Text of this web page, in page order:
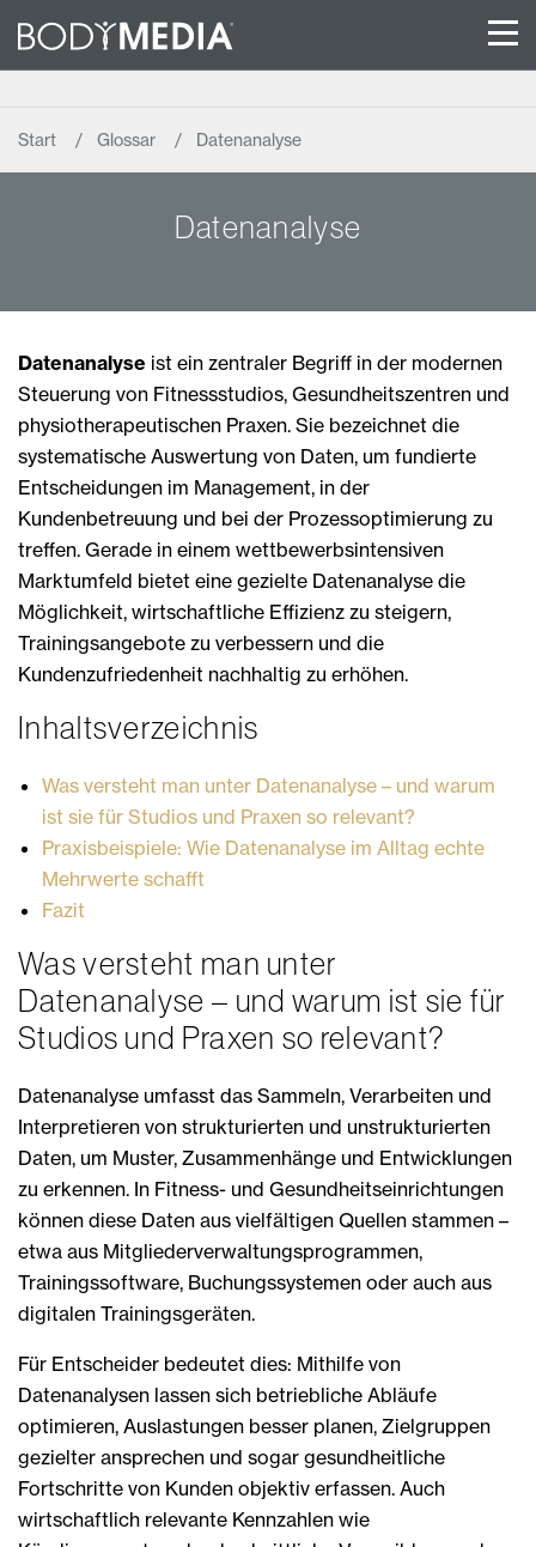
Start Glossar Datenanalyse
Datenanalyse
Datenanalyse ist ein zentraler Begriff in der modernen
Steuerung von Fitnessstudios, Gesundheitszentren und
physiotherapeutischen Praxen. Sie bezeichnet die
systematische Auswertung von Daten, um fundierte
Entscheidungen im Management, in der
Kundenbetreuung und bei der Prozessoptimierung zu
treffen. Gerade in einem wettbewerbsintensiven
Marktumfeld bietet eine gezielte Datenanalyse die
Möglichkeit, wirtschaftliche Effizienz zu steigern,
Trainingsangebote zu verbessern und die
Kundenzufriedenheit nachhaltig zu erhöhen.
Inhaltsverzeichnis
Was versteht man unter Datenanalyse – und warum
ist sie für Studios und Praxen so relevant?
Praxisbeispiele: Wie Datenanalyse im Alltag echte
Mehrwerte schafft
Fazit
Was versteht man unter
Datenanalyse – und warum ist sie für
Studios und Praxen so relevant?
Datenanalyse umfasst das Sammeln, Verarbeiten und
Interpretieren von strukturierten und unstrukturierten
Daten, um Muster, Zusammenhänge und Entwicklungen
zu erkennen. In Fitness- und Gesundheitseinrichtungen
können diese Daten aus vielfältigen Quellen stammen –
etwa aus Mitgliederverwaltungsprogrammen,
Trainingssoftware, Buchungssystemen oder auch aus
digitalen Trainingsgeräten.
Für Entscheider bedeutet dies: Mithilfe von
Datenanalysen lassen sich betriebliche Abläufe
optimieren, Auslastungen besser planen, Zielgruppen
gezielter ansprechen und sogar gesundheitliche
Fortschritte von Kunden objektiv erfassen. Auch
wirtschaftlich relevante Kennzahlen wie